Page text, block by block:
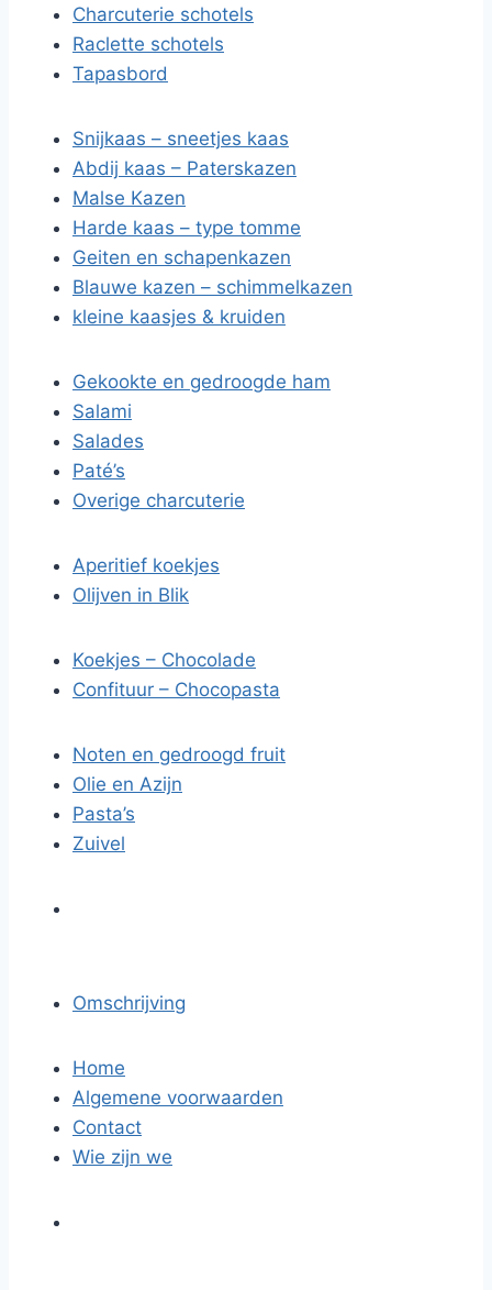
Charcuterie schotels
Raclette schotels
Tapasbord
Snijkaas – sneetjes kaas
Abdij kaas – Paterskazen
Malse Kazen
Harde kaas – type tomme
Geiten en schapenkazen
Blauwe kazen – schimmelkazen
kleine kaasjes & kruiden
Gekookte en gedroogde ham
Salami
Salades
Paté’s
Overige charcuterie
Aperitief koekjes
Olijven in Blik
Koekjes – Chocolade
Confituur – Chocopasta
Noten en gedroogd fruit
Olie en Azijn
Pasta’s
Zuivel
Omschrijving
Home
Algemene voorwaarden
Contact
Wie zijn we